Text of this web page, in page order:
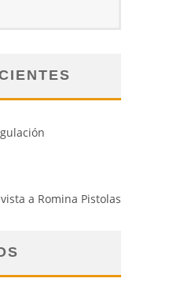
a Romina Pistolas